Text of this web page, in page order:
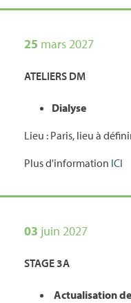
25 mars 2027
ATELIERS DM
Dialyse
Lieu : Paris, lieu à
Plus d'information ICI
03 juin 2027
STAGE 3A
Actualisation